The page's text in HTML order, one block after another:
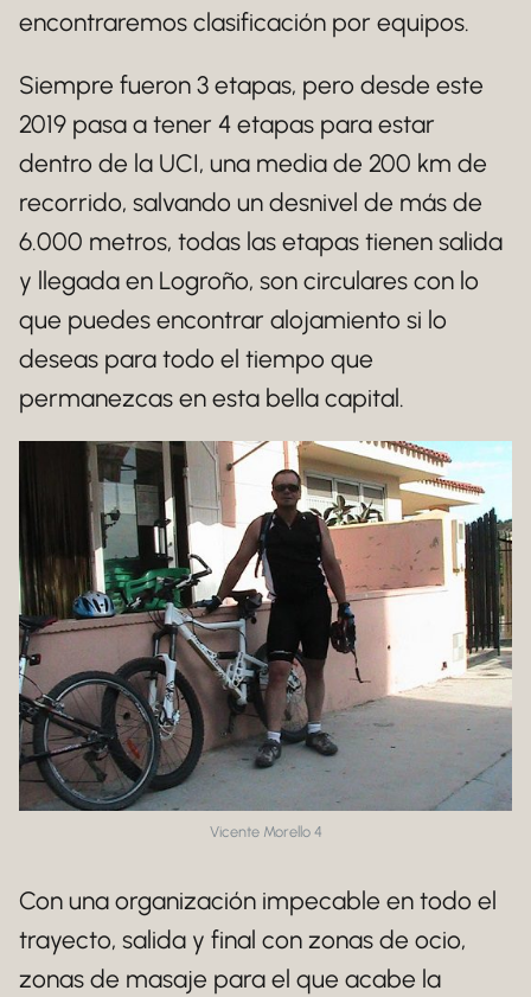
encontraremos clasificación por equipos.
Siempre fueron 3 etapas, pero desde este
2019 pasa a tener 4 etapas para estar
dentro de la UCI, una media de 200 km de
recorrido, salvando un desnivel de más de
6.000 metros, todas las etapas tienen salida
y llegada en Logroño, son circulares con lo
que puedes encontrar alojamiento si lo
deseas para todo el tiempo que
permanezcas en esta bella capital.
Vicente Morello 4
Con una organización impecable en todo el
trayecto, salida y final con zonas de ocio,
zonas de masaje para el que acabe la